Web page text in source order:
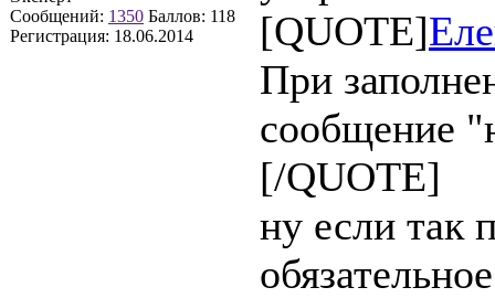
Сообщений: 1350 Баллов: 118
Регистрация: 18.06.2014
[QUOTE]
При
сообщение
[/QUOTE]
ну если так